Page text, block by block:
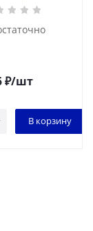
₽/шт
В корзину